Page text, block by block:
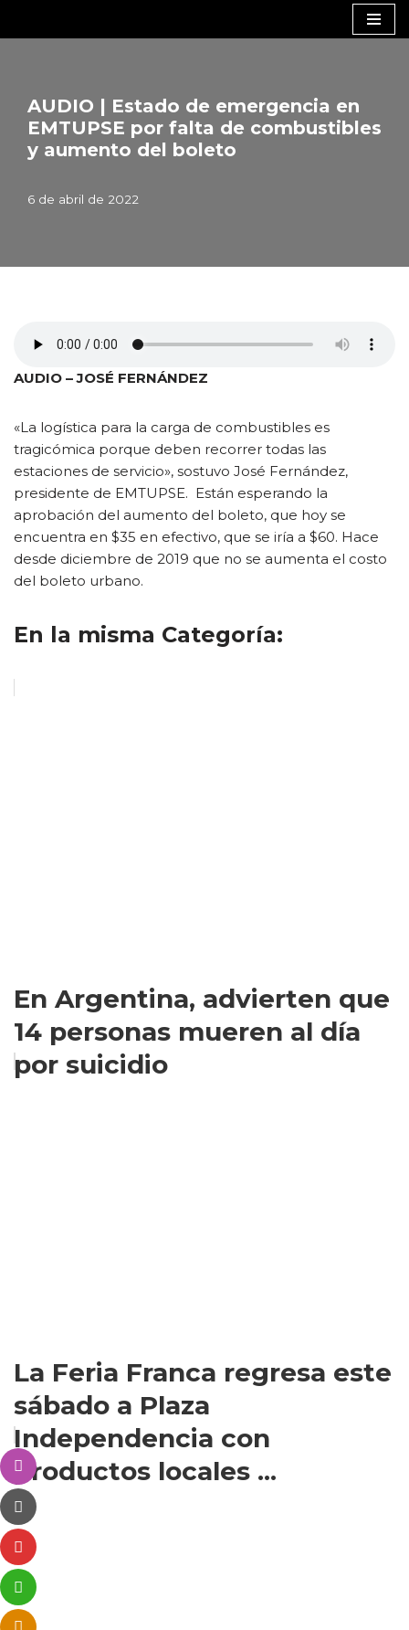
AUDIO | Estado de emergencia en
EMTUPSE por falta de combustibles
y aumento del boleto
6 de abril de 2022
AUDIO – JOSÉ FERNÁNDEZ
«La logística para la carga de combustibles es
tragicómica porque deben recorrer todas las
estaciones de servicio», sostuvo José Fernández,
presidente de EMTUPSE. Están esperando la
aprobación del aumento del boleto, que hoy se
encuentra en $35 en efectivo, que se iría a $60. Hace
desde diciembre de 2019 que no se aumenta el costo
del boleto urbano.
En la misma Categoría:
En Argentina, advierten que
14 personas mueren al día
por suicidio
La Feria Franca regresa este
sábado a Plaza
Independencia con
productos locales ...